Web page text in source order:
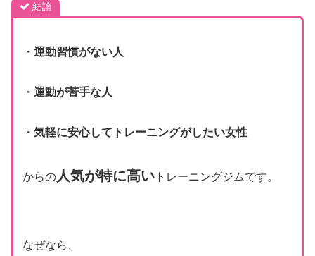
結論
・ 運動習慣がない人
・ 運動が苦手な人
・ 気軽に安心してトレーニングがしたい女性
からの人気が特に高いトレーニングジムです。
なぜなら、